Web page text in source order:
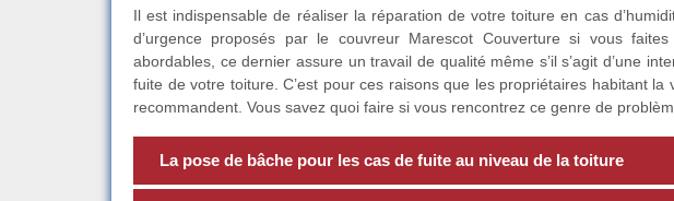
Il est indispensable de réaliser la réparation de votre toiture en cas
d’urgence proposés par le couvreur Marescot Couverture si vous
abordables, ce dernier assure un travail de qualité même s’il s’agit d’une
fuite de votre toiture. C’est pour ces raisons que les propriétaires habitant la
recommandent. Vous savez quoi faire si vous rencontrez ce genre de
La pose de bâche pour les cas de fuite au niveau de la toiture